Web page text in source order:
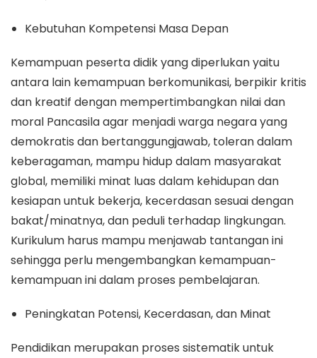
Kebutuhan Kompetensi Masa Depan
Kemampuan peserta didik yang diperlukan yaitu
antara lain kemampuan berkomunikasi, berpikir kritis
dan kreatif dengan mempertimbangkan nilai dan
moral Pancasila agar menjadi warga negara yang
demokratis dan bertanggungjawab, toleran dalam
keberagaman, mampu hidup dalam masyarakat
global, memiliki minat luas dalam kehidupan dan
kesiapan untuk bekerja, kecerdasan sesuai dengan
bakat/minatnya, dan peduli terhadap lingkungan.
Kurikulum harus mampu menjawab tantangan ini
sehingga perlu mengembangkan kemampuan-
kemampuan ini dalam proses pembelajaran.
Peningkatan Potensi, Kecerdasan, dan Minat
Pendidikan merupakan proses sistematik untuk